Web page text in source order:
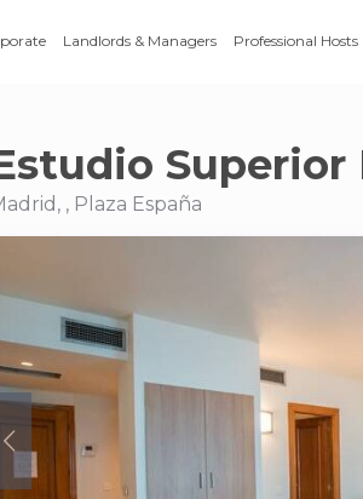
Landlords & Managers Professional Hosts
Superior
, Plaza España